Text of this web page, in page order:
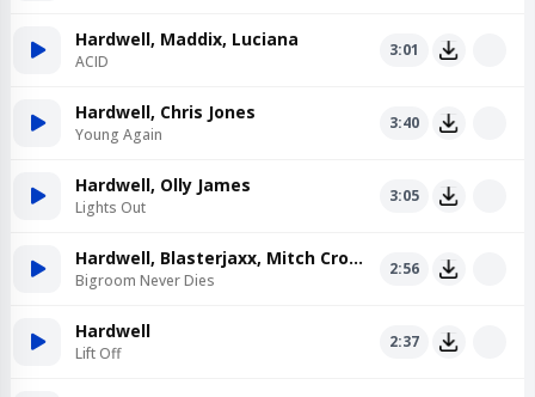
Hardwell, Maddix, Luciana
ACID
3:01
Hardwell, Chris Jones
Young Again
3:40
Hardwell, Olly James
Lights Out
3:05
Hardwell, Blasterjaxx, Mitch Crown
Bigroom Never Dies
2:56
Hardwell
Lift Off
2:37